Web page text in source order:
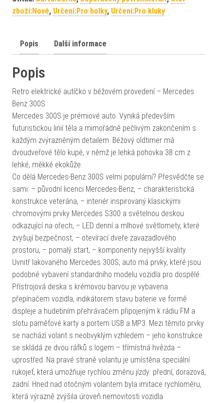
zboží:Nové, Určení:Pro holky, Určení:Pro kluky
Popis Další informace
Popis
Retro elektrické autíčko v béžovém provedení – Mercedes
Benz 300S
Mercedes 300S je prémiové auto. Vyniká především
futuristickou linií těla a mimořádně pečlivým zakončením s
každým zvýrazněným detailem. Béžový oldtimer má
dvoudveřové tělo kupé, v němž je lehká pohovka 38 cm z
lehké, měkké ekokůže.
Co dělá Mercedes-Benz 300S velmi populární? Přesvědčte se
sami: – původní licenci Mercedes-Benz, – charakteristická
konstrukce veterána, – interiér inspirovaný klasickými
chromovými prvky Mercedes S300 a světelnou deskou
odkazující na ořech, – LED denní a mlhové světlomety, které
zvyšují bezpečnost, – otevírací dveře zavazadlového
prostoru, – pomalý start, – komponenty nejvyšší kvality.
Uvnitř lakovaného Mercedes 300S, auto má prvky, které jsou
podobné vybavení standardního modelu vozidla pro dospělé.
Přístrojová deska s krémovou barvou je vybavena
přepínačem vozidla, indikátorem stavu baterie ve formě
displeje a hudebním přehrávačem připojeným k rádiu FM a
slotu paměťové karty a portem USB a MP3. Mezi těmito prvky
se nachází volant s neobvyklým vzhledem – jeho konstrukce
se skládá ze dvou ráfků s logem – třímístná hvězda –
uprostřed. Na pravé straně volantu je umístěna speciální
rukojeť, která umožňuje rychlou změnu jízdy: přední, dorazová,
zadní. Hned nad otočným volantem byla imitace rychloměru,
která výrazně zvýšila úroveň nemovitosti vozidla.